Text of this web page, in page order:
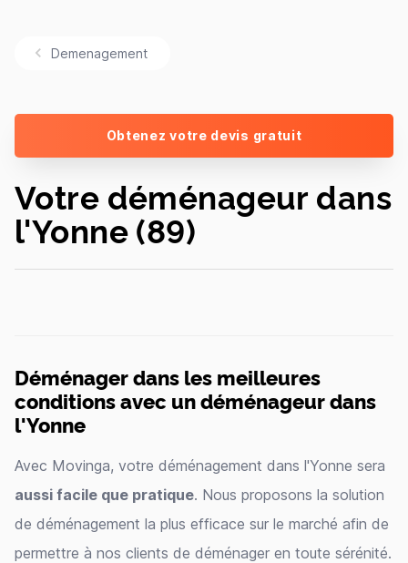
Demenagement
Obtenez votre devis gratuit
Votre déménageur dans
l'Yonne (89)
Déménager dans les meilleures
conditions avec un déménageur dans
l'Yonne
Avec Movinga, votre déménagement dans l'Yonne sera
aussi facile que pratique. Nous proposons la solution
de déménagement la plus efficace sur le marché afin de
permettre à nos clients de déménager en toute sérénité.